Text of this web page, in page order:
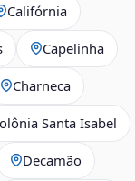
Califórnia
Capelinha
Charneca
Santa Isabel
Decamão